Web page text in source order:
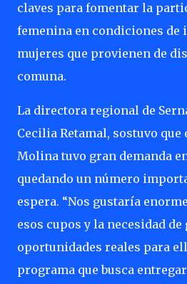
claves para fomentar la
femenina en condiciones de
mujeres que provienen de
comuna.
La directora regional de
Cecilia Retamal, sostuvo
Molina tuvo gran demanda
quedando un número
espera. “Nos gustaría
esos cupos y la necesidad de
oportunidades reales para
programa que busca